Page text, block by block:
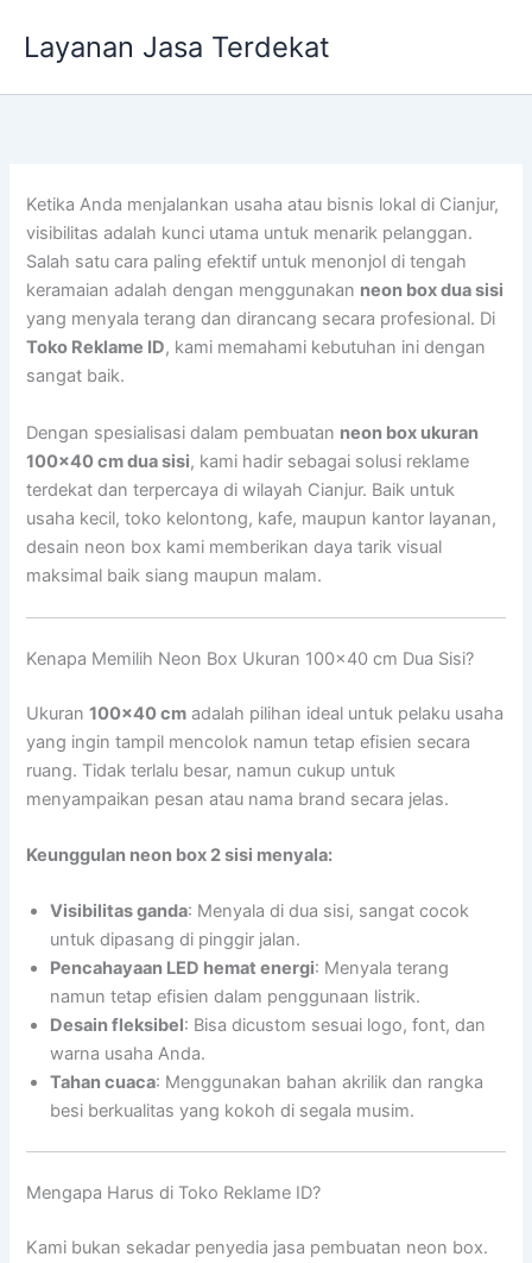
Layanan Jasa Terdekat
Ketika Anda menjalankan usaha atau bisnis lokal di Cianjur,
visibilitas adalah kunci utama untuk menarik pelanggan.
Salah satu cara paling efektif untuk menonjol di tengah
keramaian adalah dengan menggunakan neon box dua sisi
yang menyala terang dan dirancang secara profesional. Di
Toko Reklame ID, kami memahami kebutuhan ini dengan
sangat baik.
Dengan spesialisasi dalam pembuatan neon box ukuran
100×40 cm dua sisi, kami hadir sebagai solusi reklame
terdekat dan terpercaya di wilayah Cianjur. Baik untuk
usaha kecil, toko kelontong, kafe, maupun kantor layanan,
desain neon box kami memberikan daya tarik visual
maksimal baik siang maupun malam.
Kenapa Memilih Neon Box Ukuran 100×40 cm Dua Sisi?
Ukuran100×40 cm adalah pilihan ideal untuk pelaku usaha
yang ingin tampil mencolok namun tetap efisien secara
ruang. Tidak terlalu besar, namun cukup untuk
menyampaikan pesan atau nama brand secara jelas.
Keunggulan neon box 2 sisi menyala:
Visibilitas ganda: Menyala di dua sisi, sangat cocok
untuk dipasang di pinggir jalan.
Pencahayaan LED hemat energi: Menyala terang
namun tetap efisien dalam penggunaan listrik.
Desain fleksibel: Bisa dicustom sesuai logo, font, dan
warna usaha Anda.
Tahan cuaca: Menggunakan bahan akrilik dan rangka
besi berkualitas yang kokoh di segala musim.
Mengapa Harus di Toko Reklame ID?
Kami bukan sekadar penyedia jasa pembuatan neon box.